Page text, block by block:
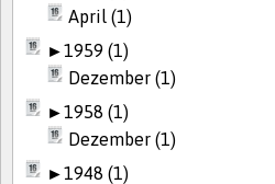
April (1)
►1959 (1)
Dezember (1)
►1958 (1)
Dezember (1)
►1948 (1)